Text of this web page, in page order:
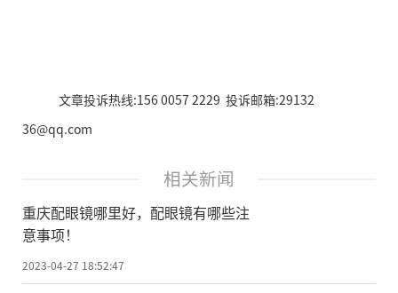
文章投诉热线:156 0057 2229 投诉邮箱:29132
36@qq.com
相关新闻
重庆配眼镜哪里好，配眼镜有哪些注
意事项！
2023-04-27 18:52:47